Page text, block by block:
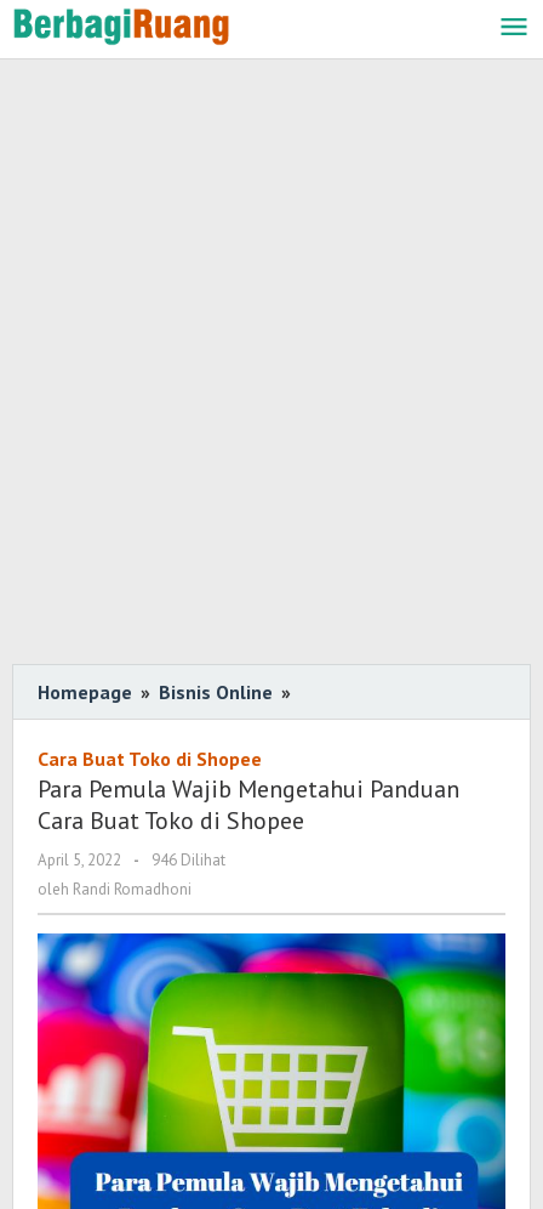
Lewati
ke
Homepage » Bisnis Online »
Pemula
Mengetahui
Shopee
Cara Buat Toko di Shopee
Para Pemula Wajib Mengetahui Panduan
Cara Buat Toko di Shopee
April 5, 2022
oleh
Randi
-
946 Dilihat
oleh Randi Romadhoni